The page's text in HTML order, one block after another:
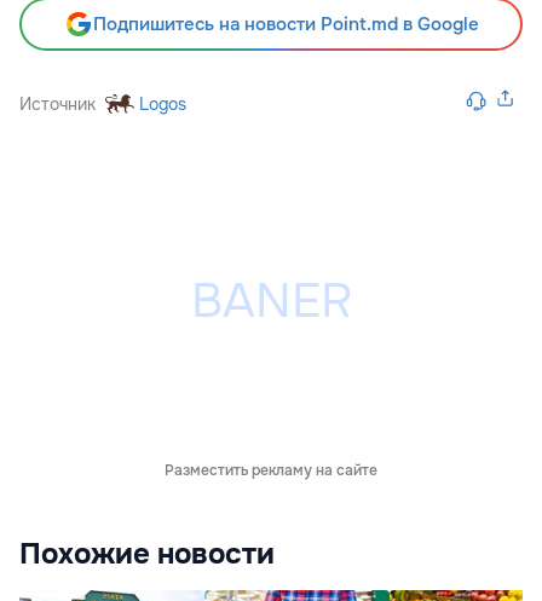
Подпишитесь на новости Point.md в Google
Источник Logos
Разместить рекламу на сайте
Похожие новости